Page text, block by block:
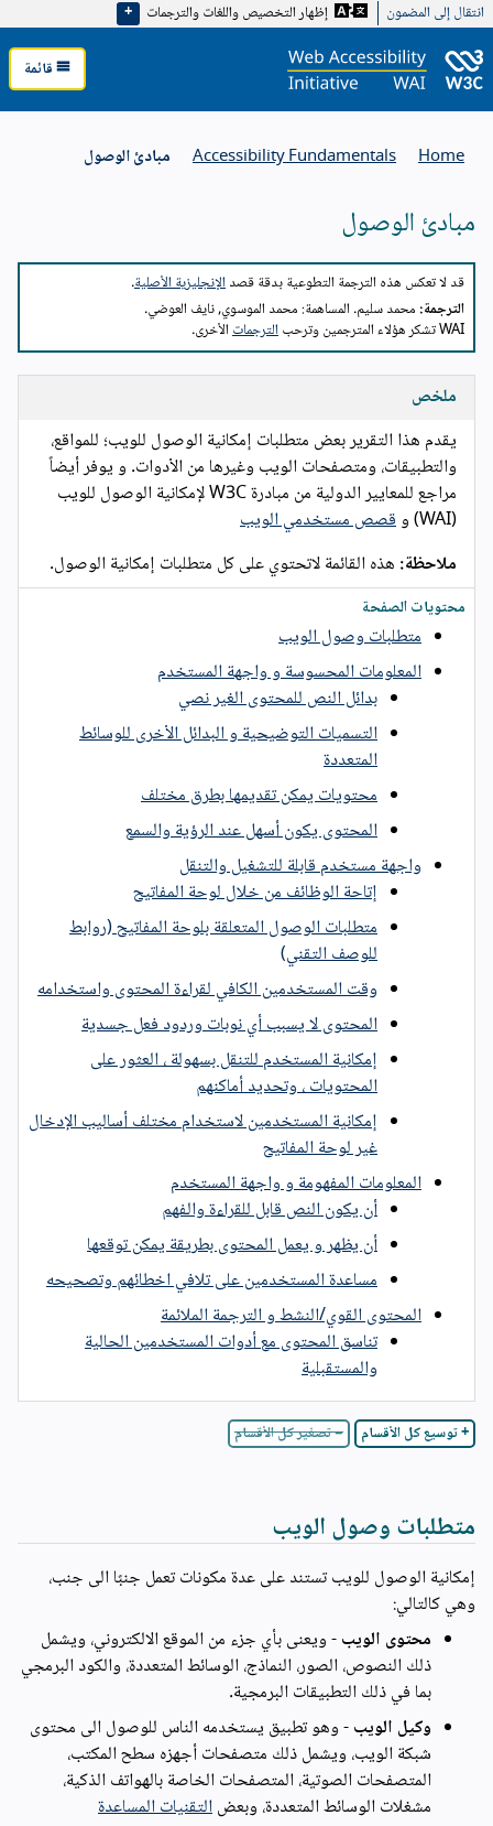
انتقال إلى المضمون إظهار التخصيص واللغات والترجمات
قائمة
Home
Accessibility Fundamentals مبادئ الوصول
مبادئ الوصول
About this translation
قد لا تعكس هذه الترجمة التطوعية بدقة قصدالإنجليزية الأصلية.
الترجمة: محمد سليم. المساهمة: محمد الموسوي, نايف العوضي.
WAI تشكر هؤلاء المترجمين وترحب
الترجماتالأخرى.
ملخص
يقدم هذا التقرير بعض متطلبات إمكانية الوصول للويب؛ للمواقع،
والتطبيقات، ومتصفحات الويب وغيرها من الأدوات. و يوفر أيضاً
مراجع للمعايير الدولية من مبادرة W3C لإمكانية الوصول للويب
(WAI) و
قصص مستخدمي الويب
ملاحظة: هذه القائمة لاتحتوي على كل متطلبات إمكانية الوصول.
محتويات الصفحة
متطلبات وصول الويب
المعلومات المحسوسة و واجهة المستخدم
بدائل النص للمحتوى الغير نصي
التسميات التوضيحية و البدائل الأخرى للوسائط
المتعددة
محتويات يمكن تقديمها بطرق مختلف
المحتوى يكون أسهل عند الرؤية والسمع
واجهة مستخدم قابلة للتشغيل والتنقل
إتاحة الوظائف من خلال لوحة المفاتيح
متطلبات الوصول المتعلقة بلوحة المفاتيح (روابط
للوصف التقني)
وقت المستخدمين الكافي لقراءة المحتوى واستخدامه
المحتوى لا يسبب أي نوبات وردود فعل جسدية
إمكانية المستخدم للتنقل بسهولة ، العثور على
المحتويات ، وتحديد أماكنهم
إمكانية المستخدمين لاستخدام مختلف أساليب الإدخال
غير لوحة المفاتيح
المعلومات المفهومة و واجهة المستخدم
أن يكون النص قابل للقراءة والفهم
أن يظهر و يعمل المحتوى بطريقة يمكن توقعها
مساعدة المستخدمين على تلافي اخطائهم وتصحيحه
المحتوى القوي/النشط و الترجمة الملائمة
تناسق المحتوى مع أدوات المستخدمين الحالية
والمستقبلية
+ توسيع كل الأقسام − تصغير كل الأقسام
متطلبات وصول الويب
إمكانية الوصول للويب تستند على عدة مكونات تعمل جنبًا الى جنب،
وهي كالتالي:
محتوى الويب- ويعنى بأي جزء من الموقع الالكتروني، ويشمل
ذلك النصوص، الصور، النماذج، الوسائط المتعددة، والكود البرمجي
بما في ذلك التطبيقات البرمجية.
وكيل الويب- وهو تطبيق يستخدمه الناس للوصول الى محتوى
شبكة الويب، ويشمل ذلك متصفحات أجهزه سطح المكتب،
المتصفحات الصوتية، المتصفحات الخاصة بالهواتف الذكية،
مشغلات الوسائط المتعددة، وبعضالتقنيات المساعدة